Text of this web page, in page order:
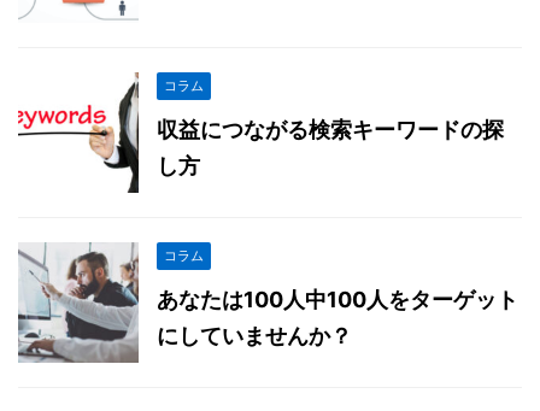
コラム
収益につながる検索キーワードの探
し方
コラム
あなたは100人中100人をターゲット
にしていませんか？